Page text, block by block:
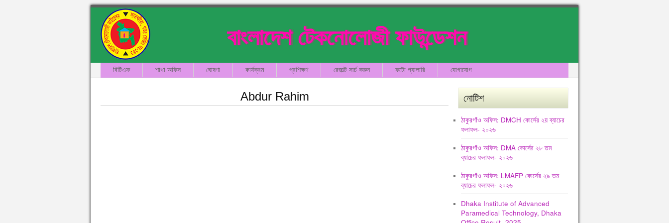
বাংলাদেশ টেকনোলোজী ফাউন্ডেশন
বিটিএফ শাখা অফিস ঘোষণা কার্যক্রম প্রশিক্ষণ রেজাল্ট সার্চ করুন ফটো গ্যালারি যোগাযোগ
Abdur Rahim নোটিশ
ঠাকুরগাঁও অফিস: DMCH কোর্সের ২য় ব্যাচের
ফলাফল- ২০২৬
ঠাকুরগাঁও অফিস: DMA কোর্সের ২৮ তম
ব্যাচের ফলাফল- ২০২৬
ঠাকুরগাঁও অফিস: LMAFP কোর্সের ২৯ তম
ব্যাচের ফলাফল- ২০২৬
Dhaka Institute of Advanced
Paramedical Technology, Dhaka